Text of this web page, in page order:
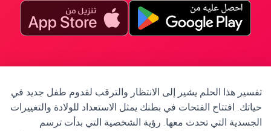
تفسير هذا الحلم يشير إلى الانتظار والترقب لقدوم طفل جديد في
حياتك. افتتاح الفتحات في بطنك يمثل الاستعداد للولادة والتغييرات
الجسدية التي تحدث معها. رؤية الشخصية التي بدأت ترسم